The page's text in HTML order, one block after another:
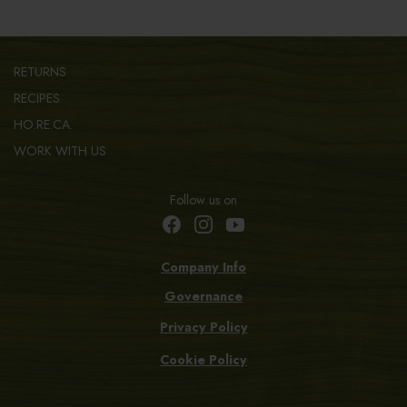
RETURNS
RECIPES
HO.RE.CA.
WORK WITH US
Follow us on
Company Info
Governance
Privacy Policy
Cookie Policy